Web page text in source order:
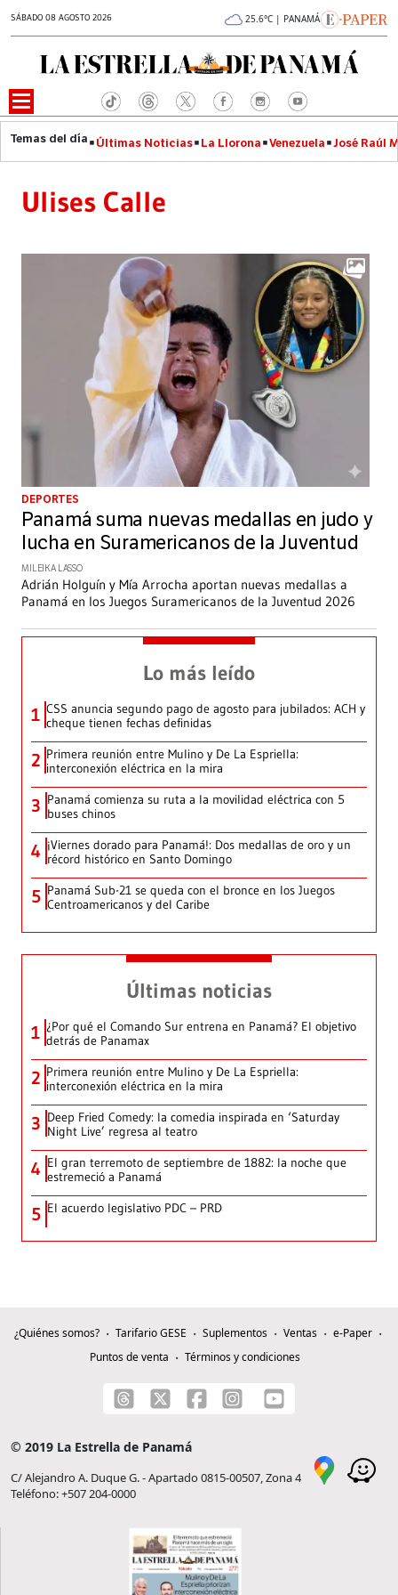
SÁBADO 08 AGOSTO 2026 25.6°C | PANAMÁ
Últimas Noticias La Llorona Venezuela José Raúl
Ulises Calle
DEPORTES
Panamá suma nuevas medallas en judo y
lucha en Suramericanos de la Juventud
MILEIKA LASSO
Adrián Holguín y Mía Arrocha aportan nuevas medallas a
Panamá en los Juegos Suramericanos de la Juventud 2026
Lo más leído
1 CSS anuncia segundo pago de agosto para jubilados: ACH y
cheque tienen fechas definidas
2 Primera reunión entre Mulino y De La Espriella:
interconexión eléctrica en la mira
3 Panamá comienza su ruta a la movilidad eléctrica con 5
buses chinos
4 ¡Viernes dorado para Panamá!: Dos medallas de oro y un
récord histórico en Santo Domingo
5 Panamá Sub-21 se queda con el bronce en los Juegos
Centroamericanos y del Caribe
Últimas noticias
1 ¿Por qué el Comando Sur entrena en Panamá? El objetivo
detrás de Panamax
2 Primera reunión entre Mulino y De La Espriella:
interconexión eléctrica en la mira
3 Deep Fried Comedy: la comedia inspirada en ‘Saturday
Night Live’ regresa al teatro
4 El gran terremoto de septiembre de 1882: la noche que
estremeció a Panamá
5 El acuerdo legislativo PDC – PRD
¿Quiénes somos? Tarifario GESE Suplementos Ventas
e-Paper
Puntos de venta
Términos y condiciones
© 2019 La Estrella de Panamá
C/ Alejandro A. Duque G. - Apartado 0815-00507, Zona 4
Teléfono: +507 204-0000